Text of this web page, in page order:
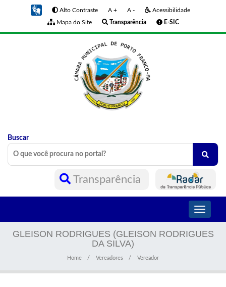
Alto Contraste A + A -
Acessibilidade
Mapa do Site
Transparência E-SIC
Buscar
Transparência
Toggle
GLEISON RODRIGUES (GLEISON RODRIGUES
DA SILVA)
Home Vereadores Vereador